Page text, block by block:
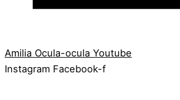
Amilia Ocula-ocula Youtube
Instagram Facebook-f